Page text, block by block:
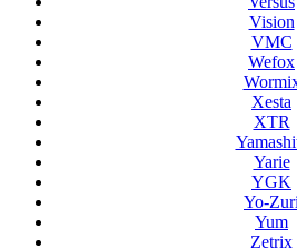
Vision
VMC
Wefox
Xesta
XTR
Yarie
YGK
Yo-Zuri
Yum
Zetrix